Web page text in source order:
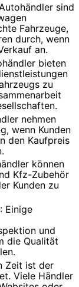
sind
Fahrzeuge,
durch, wenn
an.
bieten
zu
nehmen
wenn Kunden
den Kaufpreis
können
Kfz-Zubehör
Kunden zu
: Einige
und
die Qualität
Zeit ist der
Viele Händler